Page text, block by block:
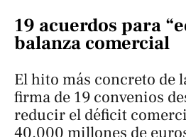
19 acuerdos para
balanza comercial
El hito más concreto de
firma de 19 convenios
reducir el déficit
40.000 millones de